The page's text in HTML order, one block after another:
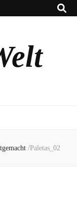
/Paletas_02